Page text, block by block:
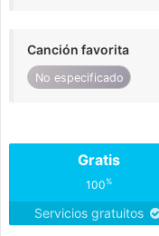
Canción favorita
No especificado
Gratis
100%
Servicios gratuitos